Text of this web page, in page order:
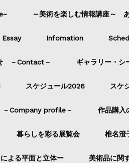
～美術を楽しむ情報講座～
Essay Infomation
－Contact－ ギャラリー・シ
スケジュール2026 スケ
Company profile－ 作品購入
暮らしを彩る展覧会 椎名澄
よる平面と立体ー 美術品に関